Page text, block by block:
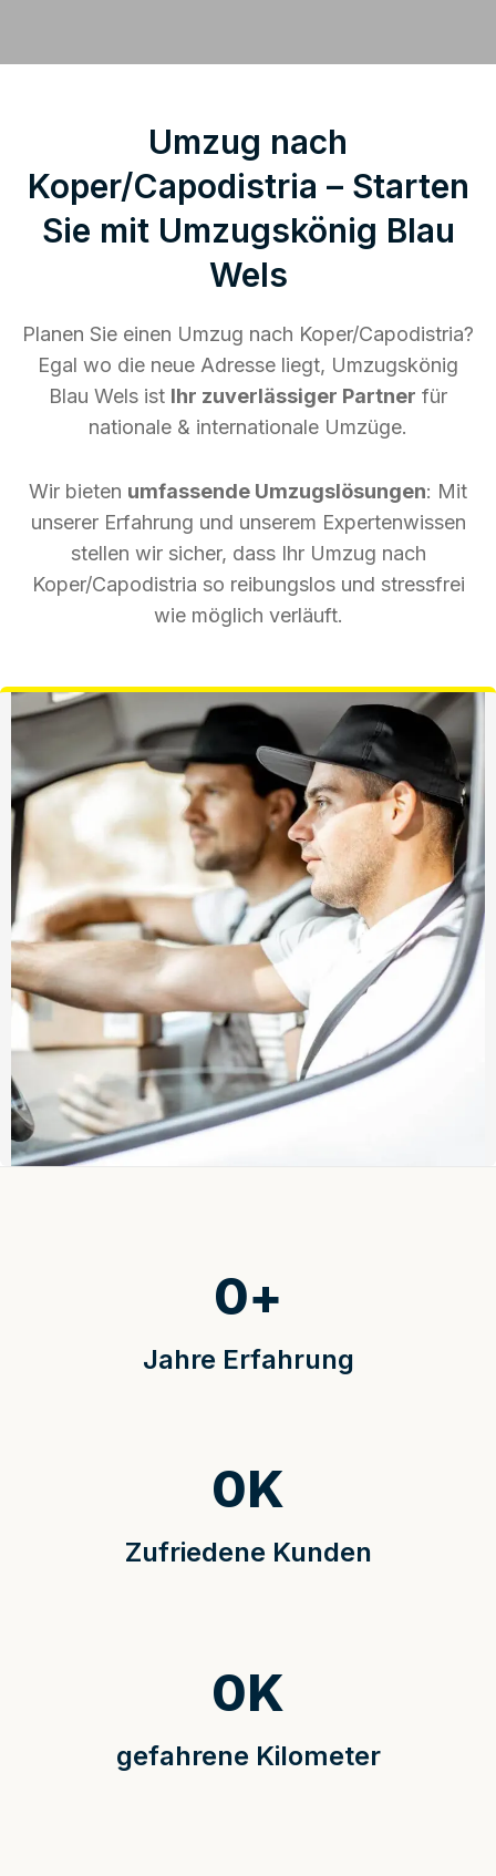
Umzug nach
Koper/Capodistria – Starten
Sie mit Umzugskönig Blau
Wels
Planen Sie einen Umzug nach Koper/Capodistria?
Egal wo die neue Adresse liegt, Umzugskönig
Blau Wels ist Ihr zuverlässiger Partner für
nationale & internationale Umzüge.
Wir bieten umfassende Umzugslösungen: Mit
unserer Erfahrung und unserem Expertenwissen
stellen wir sicher, dass Ihr Umzug nach
Koper/Capodistria so reibungslos und stressfrei
wie möglich verläuft.
Jahre Erfahrung
0+
Zufriedene Kunden
0K
gefahrene Kilometer
0K